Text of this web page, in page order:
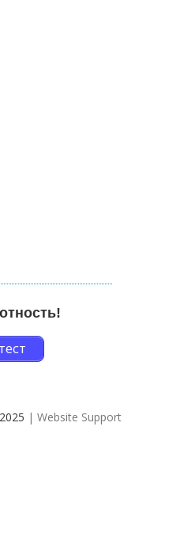
| Website Support